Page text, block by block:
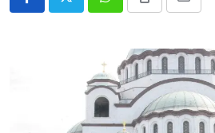
Whatsapp
Print
Share
Email